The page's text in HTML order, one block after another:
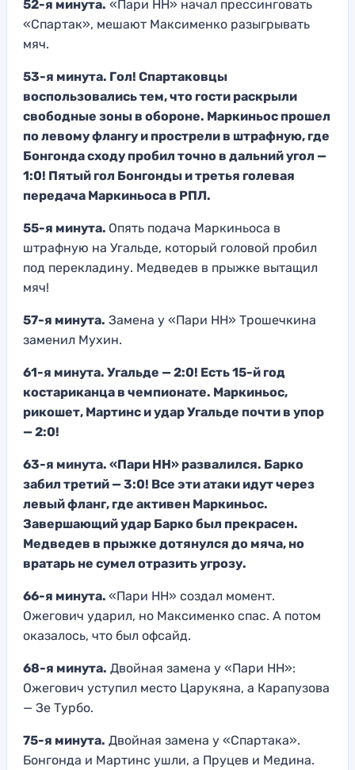
52-я минута. «Пари НН» начал прессинговать
«Спартак», мешают Максименко разыгрывать
мяч.
53-я минута. Гол! Спартаковцы
воспользовались тем, что гости раскрыли
свободные зоны в обороне. Маркиньос прошел
по левому флангу и прострели в штрафную, где
Бонгонда сходу пробил точно в дальний угол —
1:0! Пятый гол Бонгонды и третья голевая
передача Маркиньоса в РПЛ.
55-я минута. Опять подача Маркиньоса в
штрафную на Угальде, который головой пробил
под перекладину. Медведев в прыжке вытащил
мяч!
57-я минута. Замена у «Пари НН» Трошечкина
заменил Мухин.
61-я минута. Угальде — 2:0! Есть 15-й год
костариканца в чемпионате. Маркиньос,
рикошет, Мартинс и удар Угальде почти в упор
— 2:0!
63-я минута. «Пари НН» развалился. Барко
забил третий — 3:0! Все эти атаки идут через
левый фланг, где активен Маркиньос.
Завершающий удар Барко был прекрасен.
Медведев в прыжке дотянулся до мяча, но
вратарь не сумел отразить угрозу.
66-я минута. «Пари НН» создал момент.
Ожегович ударил, но Максименко спас. А потом
оказалось, что был офсайд.
68-я минута. Двойная замена у «Пари НН»:
Ожегович уступил место Царукяна, а Карапузова
— Зе Турбо.
75-я минута. Двойная замена у «Спартака».
Бонгонда и Мартинс ушли, а Пруцев и Медина.